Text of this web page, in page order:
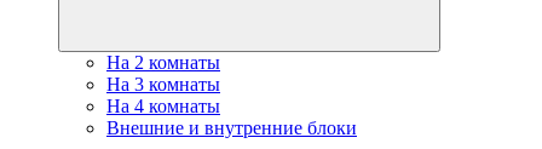
На 2 комнаты
На 3 комнаты
На 4 комнаты
Внешние и внутренние блоки